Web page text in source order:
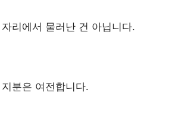
리에서 물러난 건 아닙니다.
지분은 여전합니다.